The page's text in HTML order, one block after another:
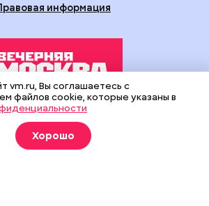
информация
финансовой поддержке Департамента
и рекламы города Москвы.
рекомендательные технологии
предоставления информации
vm.ru, Вы соглашаетесь с
файлов cookie, которые указаны в
Хорошо